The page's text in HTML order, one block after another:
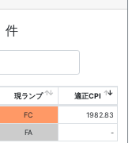
件
現ランプ 適正CPI
FC
1982.83
FA -